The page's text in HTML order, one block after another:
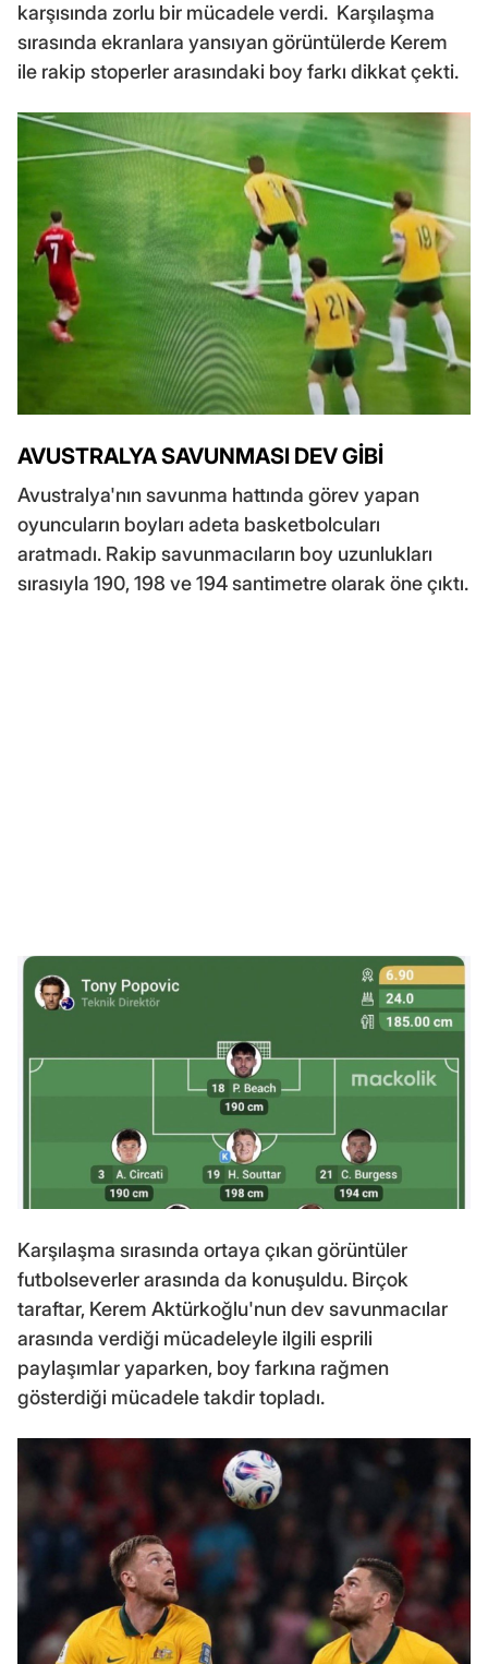
karşısında zorlu bir mücadele verdi. Karşılaşma
sırasında ekranlara yansıyan görüntülerde Kerem
ile rakip stoperler arasındaki boy farkı dikkat çekti.
AVUSTRALYA SAVUNMASI DEV GİBİ
Avustralya'nın savunma hattında görev yapan
oyuncuların boyları adeta basketbolcuları
aratmadı. Rakip savunmacıların boy uzunlukları
sırasıyla 190, 198 ve 194 santimetre olarak öne çıktı.
Karşılaşma sırasında ortaya çıkan görüntüler
futbolseverler arasında da konuşuldu. Birçok
taraftar, Kerem Aktürkoğlu'nun dev savunmacılar
arasında verdiği mücadeleyle ilgili esprili
paylaşımlar yaparken, boy farkına rağmen
gösterdiği mücadele takdir topladı.